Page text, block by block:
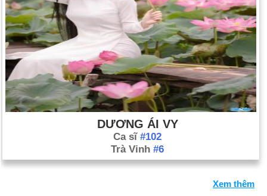
DƯƠNG ÁI VY
Ca sĩ #102
Trà Vinh #6
Xem thêm